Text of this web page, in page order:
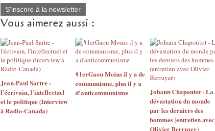
S'inscrire à la newsletter
Vous aimerez aussi :
Jean-Paul Sartre -
l'écrivain, l'intellectuel
et le politique (Interview
à Radio-Canada)
#1erGaou Moins il y a de
communisme, plus il y a
d'anticommunisme
Johann Chapoutot - La
dévastation du monde
par les derniers des
hommes (entretien avec
Olivier Berruyer)